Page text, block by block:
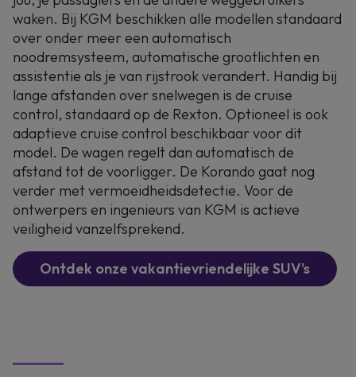
waken. Bij KGM beschikken alle modellen standaard
over onder meer een automatisch
noodremsysteem, automatische grootlichten en
assistentie als je van rijstrook verandert. Handig bij
lange afstanden over snelwegen is de cruise
control, standaard op de Rexton. Optioneel is ook
adaptieve cruise control beschikbaar voor dit
model. De wagen regelt dan automatisch de
afstand tot de voorligger. De Korando gaat nog
verder met vermoeidheidsdetectie. Voor de
ontwerpers en ingenieurs van KGM is actieve
veiligheid vanzelfsprekend.
Ontdek onze vakantievriendelijke SUV's